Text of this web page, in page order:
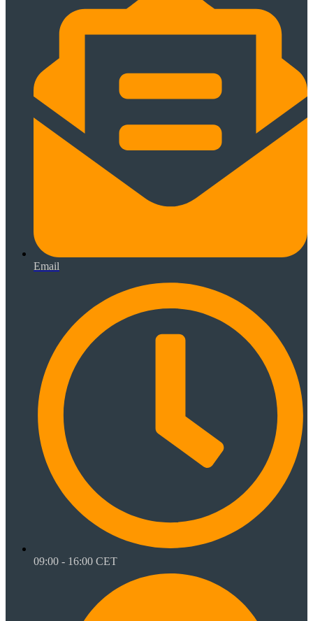
Email
09:00 - 16:00 CET